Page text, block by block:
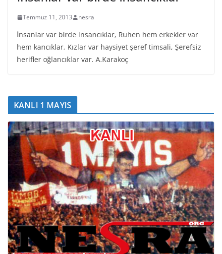
Temmuz 11, 2013 nesra
İnsanlar var birde insancıklar, Ruhen hem erkekler var
hem kancıklar, Kızlar var haysiyet şeref timsali, Şerefsiz
herifler oğlancıklar var. A.Karakoç
KANLI 1 MAYIS